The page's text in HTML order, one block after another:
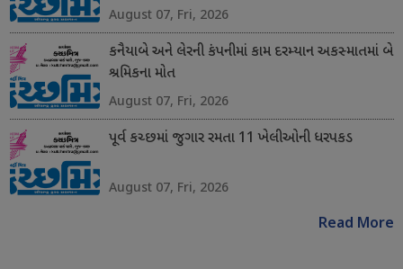
August 07, Fri, 2026
કનૈયાબે અને લેરની કંપનીમાં કામ દરમ્યાન અકસ્માતમાં બે
શ્રમિકના મોત
August 07, Fri, 2026
પૂર્વ કચ્છમાં જુગાર રમતા 11 ખેલીઓની ધરપકડ
August 07, Fri, 2026
Read More